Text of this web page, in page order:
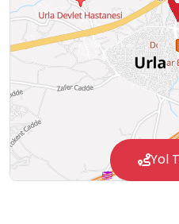
sağlanmıştır
İçeride ders çalışma
odası ve Urla'nın
koleksiyonları yer alıyor
Yol